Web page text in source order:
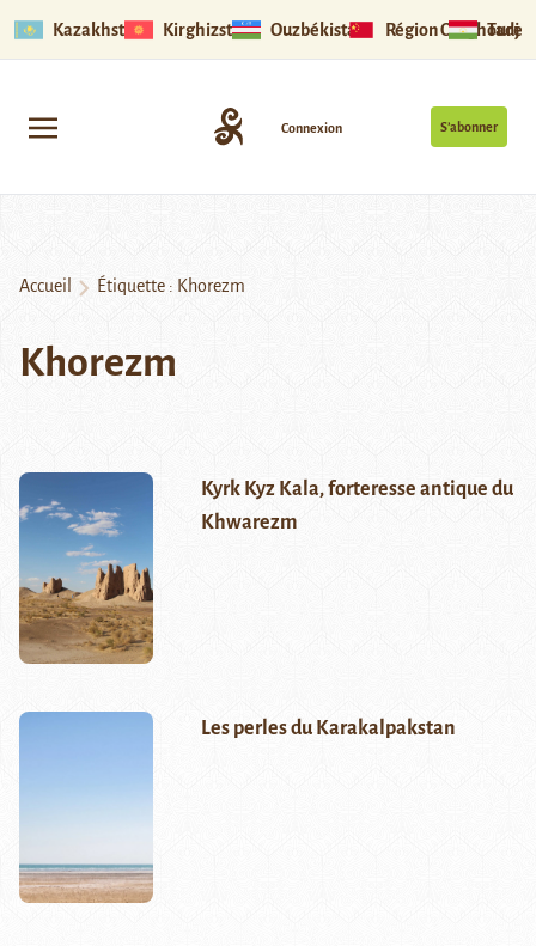
Kazakhstan Kirghizstan Ouzbékistan Région Ouïghoure
S’abonner
Connexion
Accueil Étiquette : Khorezm
Khorezm
Kyrk Kyz Kala, forteresse antique du
Khwarezm
Les perles du Karakalpakstan